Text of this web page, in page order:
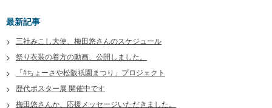
最新記事
三社みこし大使、梅田悠さんのスケジュール
祭り衣装の着方の動画、公開しました。
「#ちょーさや松阪祇園まつり」プロジェクト
歴代ポスター展 開催中です
梅田悠さんか、応援メッセージいただきました。